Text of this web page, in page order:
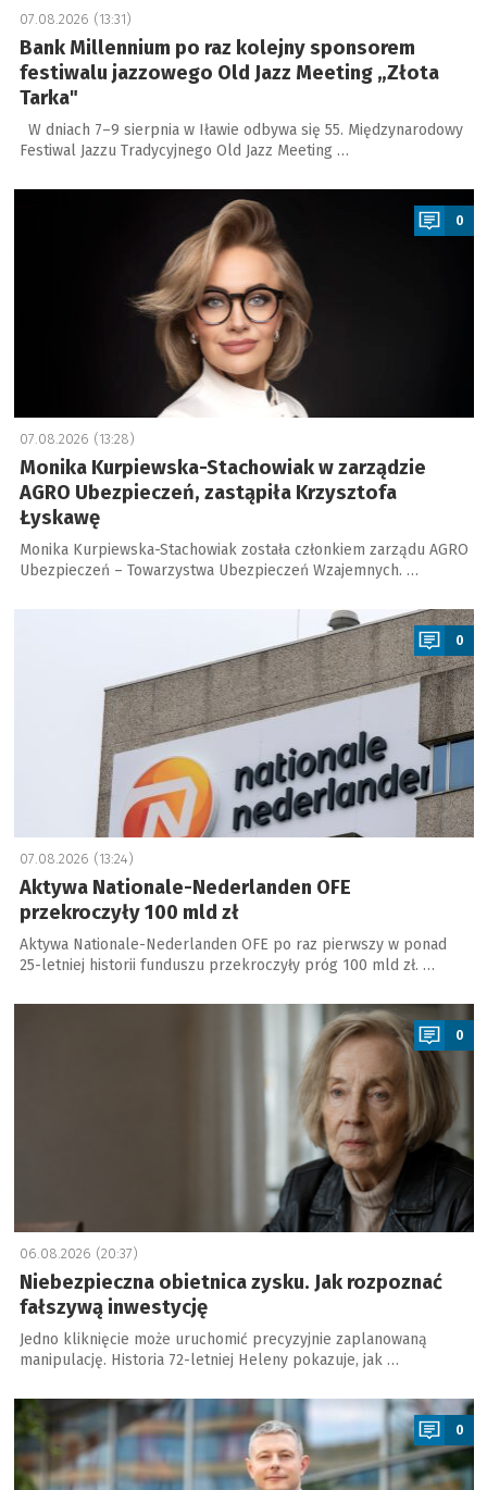
07.08.2026 (13:31)
Bank Millennium po raz kolejny sponsorem
festiwalu jazzowego Old Jazz Meeting „Złota
Tarka"
W dniach 7–9 sierpnia w Iławie odbywa się 55. Międzynarodowy
Festiwal Jazzu Tradycyjnego Old Jazz Meeting …
a
0
07.08.2026 (13:28)
Monika Kurpiewska-Stachowiak w zarządzie
AGRO Ubezpieczeń, zastąpiła Krzysztofa
Łyskawę
Monika Kurpiewska-Stachowiak została członkiem zarządu AGRO
Ubezpieczeń – Towarzystwa Ubezpieczeń Wzajemnych. …
0
07.08.2026 (13:24)
Aktywa Nationale-Nederlanden OFE
przekroczyły 100 mld zł
Aktywa Nationale-Nederlanden OFE po raz pierwszy w ponad
25-letniej historii funduszu przekroczyły próg 100 mld zł. …
a
0
06.08.2026 (20:37)
Niebezpieczna obietnica zysku. Jak rozpoznać
fałszywą inwestycję
Jedno kliknięcie może uruchomić precyzyjnie zaplanowaną
manipulację. Historia 72-letniej Heleny pokazuje, jak …
a
0